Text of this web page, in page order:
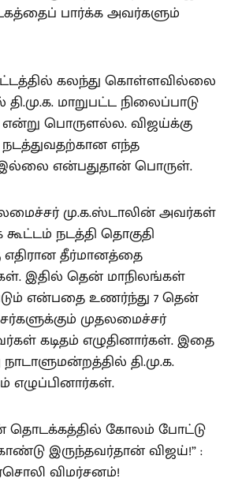
பார்க்க அவர்களும்
கலந்து கொள்ளவில்லை
மாறுபட்ட நிலைப்பாடு
என்று பொருளல்ல. விஜய்க்கு
எந்த
என்பதுதான் பொருள்.
மு.க.ஸ்டாலின் அவர்கள்
நடத்தி தொகுதி
தீர்மானத்தை
இதில் தென் மாநிலங்கள்
என்பதை உணர்ந்து 7 தென்
முதலமைச்சர்
கடிதம் எழுதினார்கள். இதை
தி.மு.க.
எழுப்பினார்கள்.